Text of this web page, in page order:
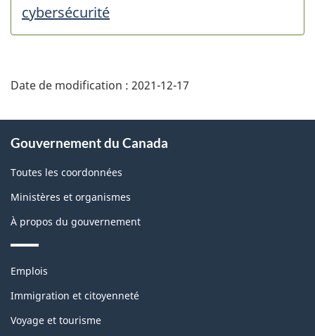
cybersécurité
Date de modification : 2021-12-17
propos
de
ce
Gouvernement du Canada
Toutes les coordonnées
Ministères et organismes
À propos du gouvernement
Thèmes
sujets
Emplois
Immigration et citoyenneté
Voyage et tourisme